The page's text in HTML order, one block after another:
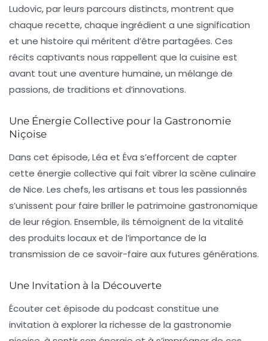
Ludovic, par leurs parcours distincts, montrent que
chaque recette, chaque ingrédient a une signification
et une histoire qui méritent d’être partagées. Ces
récits captivants nous rappellent que la cuisine est
avant tout une aventure humaine, un mélange de
passions, de traditions et d’innovations.
Une Énergie Collective pour la Gastronomie
Niçoise
Dans cet épisode, Léa et Éva s’efforcent de capter
cette énergie collective qui fait vibrer la scène culinaire
de Nice. Les chefs, les artisans et tous les passionnés
s’unissent pour faire briller le patrimoine gastronomique
de leur région. Ensemble, ils témoignent de la vitalité
des produits locaux et de l’importance de la
transmission de ce savoir-faire aux futures générations.
Une Invitation à la Découverte
Écouter cet épisode du podcast constitue une
invitation à explorer la richesse de la gastronomie